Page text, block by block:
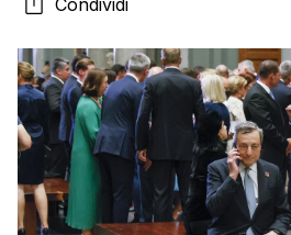
Condividi